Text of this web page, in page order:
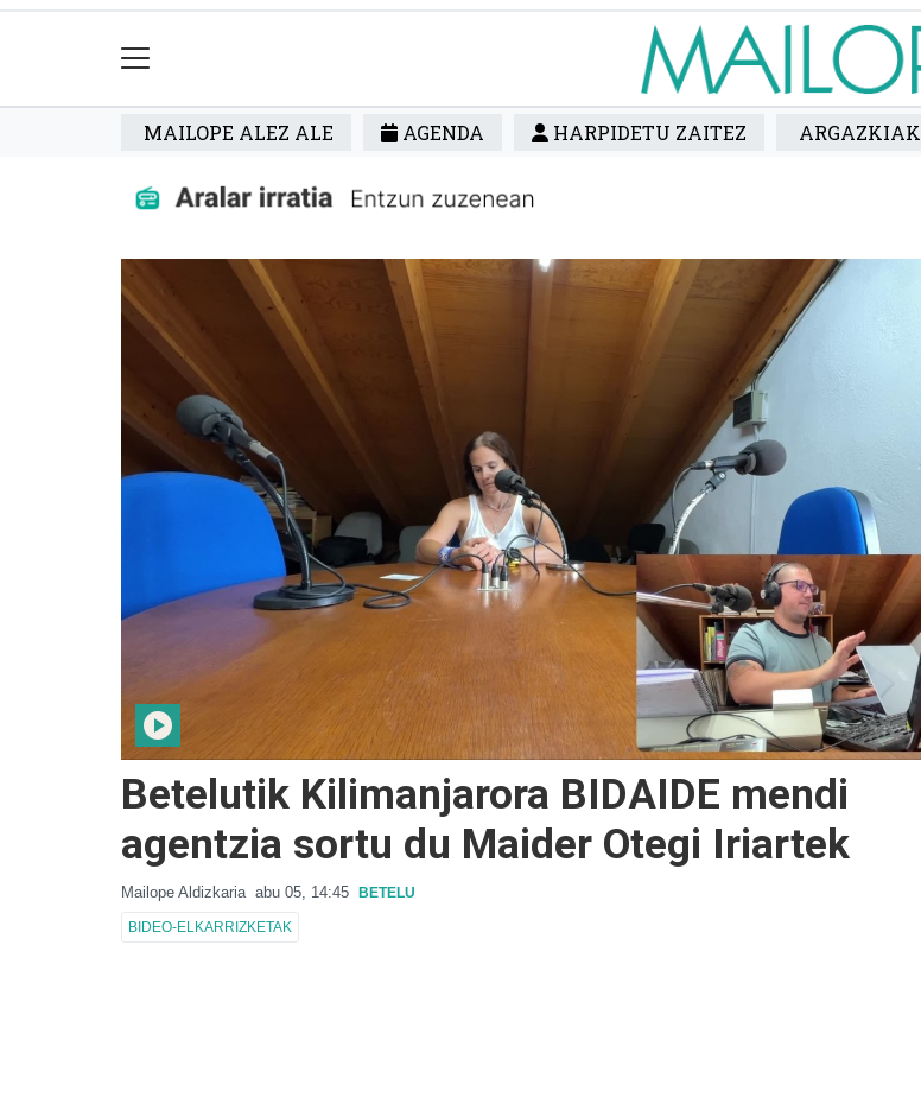
MAILOPE ALEZ ALE AGENDA HARPIDETU ZAITEZ ARGAZKIAK
Betelutik Kilimanjarora BIDAIDE mendi
agentzia sortu du Maider Otegi Iriartek
Mailope Aldizkaria abu 05, 14:45 BETELU
BIDEO-ELKARRIZKETAK